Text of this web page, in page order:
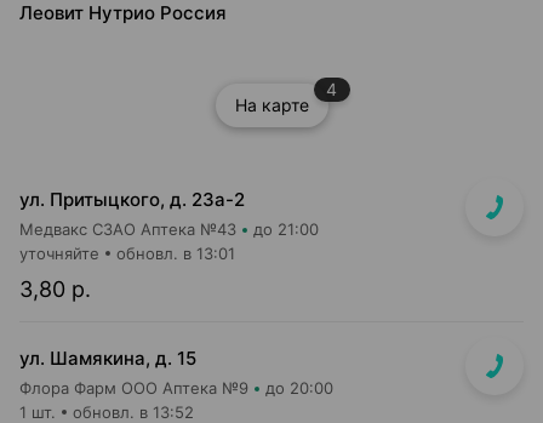
Леовит Нутрио Россия
На карте
4
ул. Притыцкого, д. 23а-2
Медвакс СЗАО Аптека №43 до 21:00
3,80 р.
уточняйте обновл. в 13:01
ул. Шамякина, д. 15
Флора Фарм ООО Аптека №9 до 20:00
1 шт. обновл. в 13:52